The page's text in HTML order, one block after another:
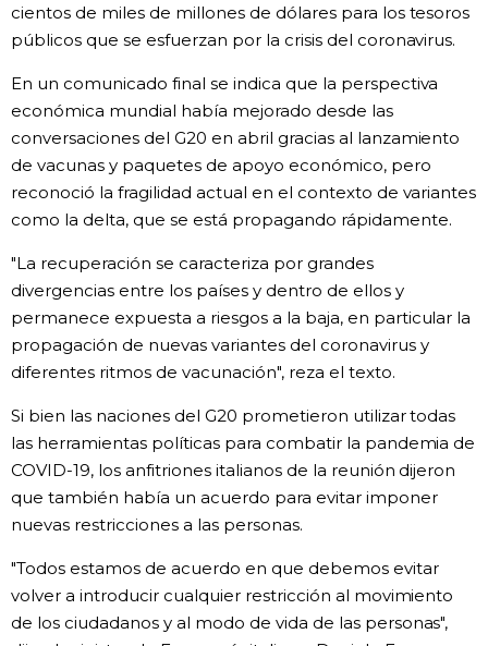
cientos de miles de millones de dólares para los tesoros
públicos que se esfuerzan por la crisis del coronavirus.
En un comunicado final se indica que la perspectiva
económica mundial había mejorado desde las
conversaciones del G20 en abril gracias al lanzamiento
de vacunas y paquetes de apoyo económico, pero
reconoció la fragilidad actual en el contexto de variantes
como la delta, que se está propagando rápidamente.
"La recuperación se caracteriza por grandes
divergencias entre los países y dentro de ellos y
permanece expuesta a riesgos a la baja, en particular la
propagación de nuevas variantes del coronavirus y
diferentes ritmos de vacunación", reza el texto.
Si bien las naciones del G20 prometieron utilizar todas
las herramientas políticas para combatir la pandemia de
COVID-19, los anfitriones italianos de la reunión dijeron
que también había un acuerdo para evitar imponer
nuevas restricciones a las personas.
"Todos estamos de acuerdo en que debemos evitar
volver a introducir cualquier restricción al movimiento
de los ciudadanos y al modo de vida de las personas",